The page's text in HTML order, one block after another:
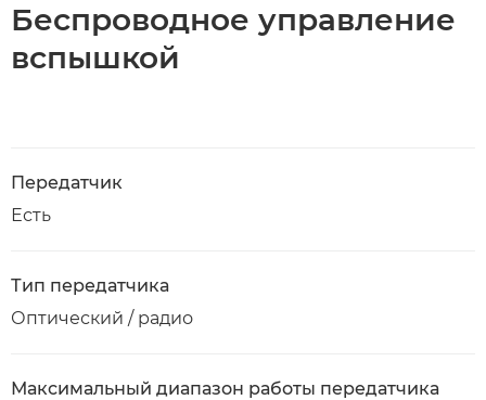
Беспроводное управление
вспышкой
Передатчик
Есть
Тип передатчика
Оптический / радио
Максимальный диапазон работы передатчика